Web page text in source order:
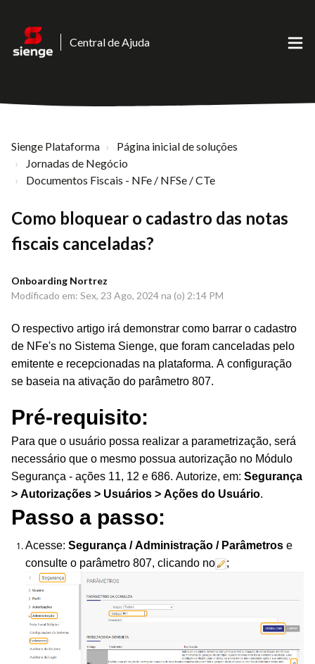
Central de Ajuda
Sienge Plataforma
Página inicial de soluções
Jornadas de Negócio
Documentos Fiscais - NFe / NFSe / CTe
Como bloquear o cadastro das notas
fiscais canceladas?
Onboarding Nortrez
Modificado em: Sex, 23 Ago, 2024 na (o) 2:14 PM
O respectivo artigo irá demonstrar como barrar o cadastro
de NFe's no Sistema Sienge, que foram canceladas pelo
emitente e recepcionadas na plataforma. A configuração
se baseia na ativação do parâmetro 807.
Pré-requisito:
Para que o usuário possa realizar a parametrização, será
necessário que o mesmo possua autorização no Módulo
Segurança - ações 11, 12 e 686. Autorize, em: Segurança
> Autorizações > Usuários > Ações do Usuário.
Passo a passo:
Acesse: Segurança / Administração / Parâmetros e
consulte o parâmetro 807, clicando no
;